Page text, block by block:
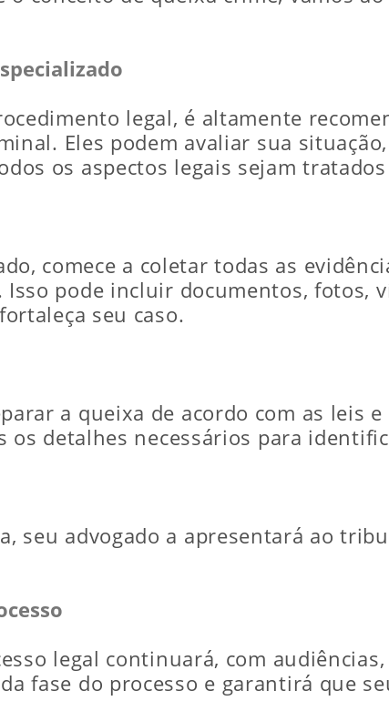
legal, é altamente
Eles podem avaliar sua
os aspectos legais sejam
comece a coletar todas as
Isso pode incluir documentos, fotos,
seu caso.
a queixa de acordo com as leis
os detalhes necessários para
seu advogado a apresentará ao
legal continuará, com
fase do processo e garantirá que